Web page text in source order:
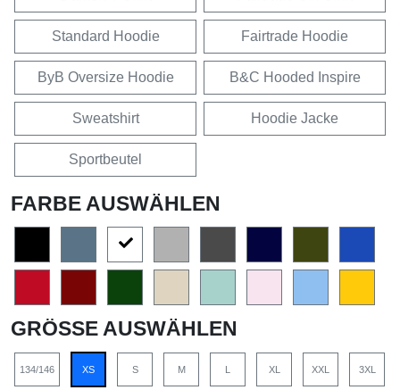
Standard Hoodie Fairtrade Hoodie
ByB Oversize Hoodie B&C Hooded Inspire
Sweatshirt Hoodie Jacke
Sportbeutel
FARBE AUSWÄHLEN
GRÖSSE AUSWÄHLEN
134/146 XS S M L XL XXL 3XL